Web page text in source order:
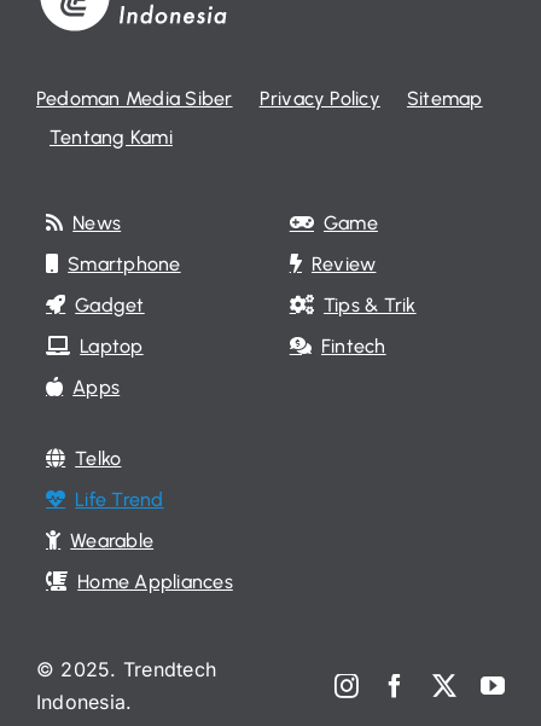
Pedoman Media Siber Privacy Policy
Sitemap
Tentang Kami
News
Smartphone
Gadget
Laptop
Apps
Game
Review
Tips & Trik
Fintech
Telko
Life Trend
Wearable
Home Appliances
© 2025. Trendtech
Indonesia.